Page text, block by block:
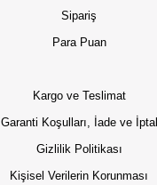
Sipariş
Para Puan
Kargo ve Teslimat
Garanti Koşulları, İade ve İptal
Gizlilik Politikası
Kişisel Verilerin Korunması